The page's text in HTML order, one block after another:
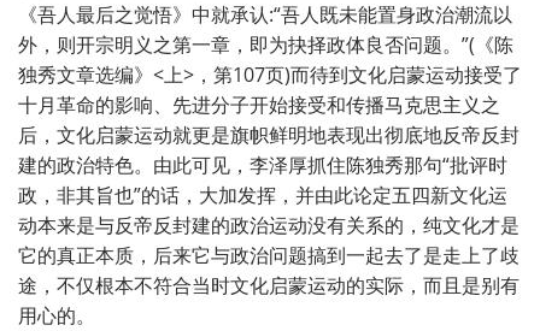
《吾人最后之觉悟》中就承认:“吾人既未能置身政治潮流以
外，则开宗明义之第一章，即为抉择政体良否问题。”(《陈
独秀文章选编》<上>，第107页)而待到文化启蒙运动接受了
十月革命的影响、先进分子开始接受和传播马克思主义之
后，文化启蒙运动就更是旗帜鲜明地表现出彻底地反帝反封
建的政治特色。由此可见，李泽厚抓住陈独秀那句“批评时
政，非其旨也”的话，大加发挥，并由此论定五四新文化运
动本来是与反帝反封建的政治运动没有关系的，纯文化才是
它的真正本质，后来它与政治问题搞到一起去了是走上了歧
途，不仅根本不符合当时文化启蒙运动的实际，而且是别有
用心的。